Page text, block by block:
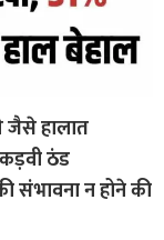
जैसे हालात
ठंड
संभावना न होने की